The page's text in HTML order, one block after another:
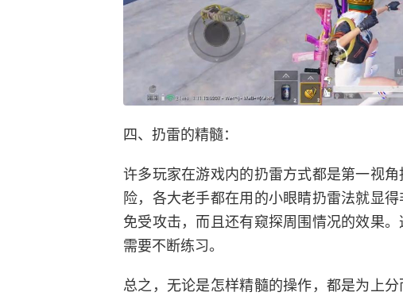
四、扔雷的精髓：
许多玩家在游戏内的扔雷方式都是第一视
险，各大老手都在用的小眼睛扔雷法就显
免受攻击，而且还有窥探周围情况的效果
需要不断练习。
总之，无论是怎样精髓的操作，都是为上